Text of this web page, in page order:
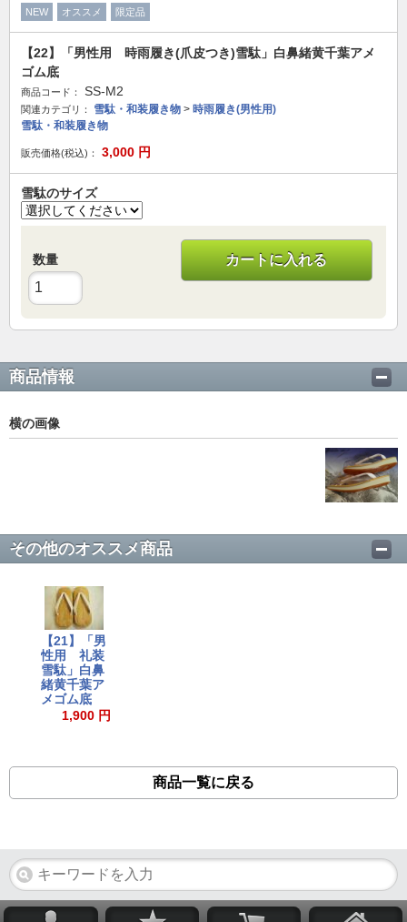
NEW オススメ 限定品
【22】「男性用 時雨履き(爪皮つき)雪駄」白鼻緒黄千葉アメ
ゴム底
商品コード： SS-M2
関連カテゴリ： 雪駄・和装履き物 > 時雨履き(男性用)
雪駄・和装履き物
販売価格(税込)： 3,000 円
雪駄のサイズ
数量 カートに入れる
商品情報
横の画像
その他のオススメ商品
【21】「男
性用 礼装
雪駄」白鼻
緒黄千葉ア
メゴム底
1,900 円
商品一覧に戻る